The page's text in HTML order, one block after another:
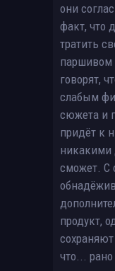
они
факт, что
тратить
паршивом
говорят,
слабым
сюжета и
придёт к
никакими
сможет. С
продукт,
что...